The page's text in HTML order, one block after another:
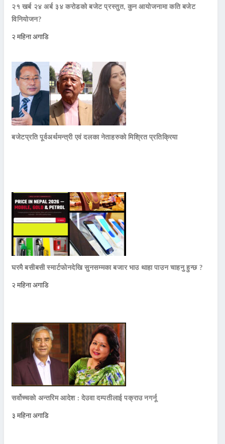
२१ खर्ब २४ अर्ब ३४ करोडको बजेट प्रस्तुत, कुन आयोजनामा कति बजेट
विनियोजन?
२ महिना अगाडि
बजेटप्रति पूर्वअर्थमन्त्री एवं दलका नेताहरुको मिश्रित प्रतिक्रिया
घरमै बसीबसी स्मार्टफोनदेखि सुनसम्मका बजार भाउ थाहा पाउन चाहनु हुन्छ ?
२ महिना अगाडि
सर्वोच्चको अन्तरिम आदेश : देउवा दम्पतीलाई पक्राउ नगर्नू
३ महिना अगाडि